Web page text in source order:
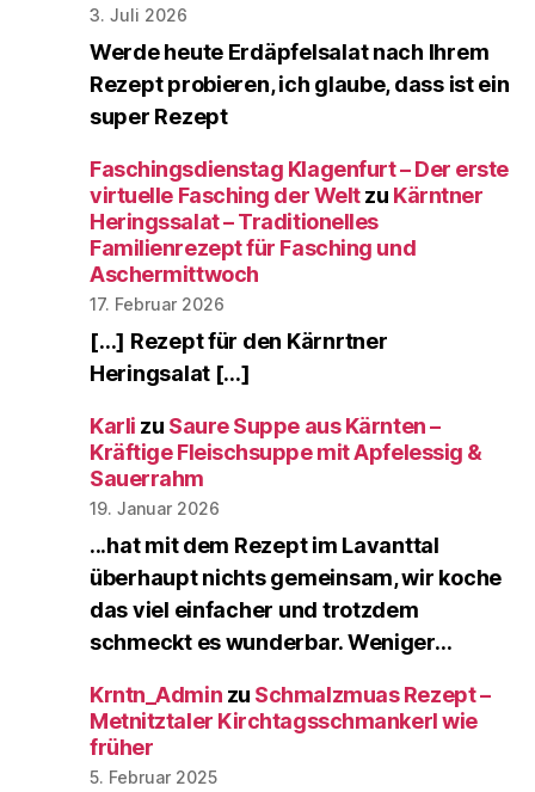
3. Juli 2026
Werde heute Erdäpfelsalat nach Ihrem
Rezept probieren, ich glaube, dass ist ein
super Rezept
Faschingsdienstag Klagenfurt – Der erste
virtuelle Fasching der Weltzu Kärntner
Heringssalat – Traditionelles
Familienrezept für Fasching und
Aschermittwoch
17. Februar 2026
[…] Rezept für den Kärnrtner
Heringsalat […]
Karli zu Saure Suppe aus Kärnten –
Kräftige Fleischsuppe mit Apfelessig &
Sauerrahm
19. Januar 2026
...hat mit dem Rezept im Lavanttal
überhaupt nichts gemeinsam, wir koche
das viel einfacher und trotzdem
schmeckt es wunderbar. Weniger…
Krntn_Admin zu Schmalzmuas Rezept –
Metnitztaler Kirchtagsschmankerl wie
früher
5. Februar 2025